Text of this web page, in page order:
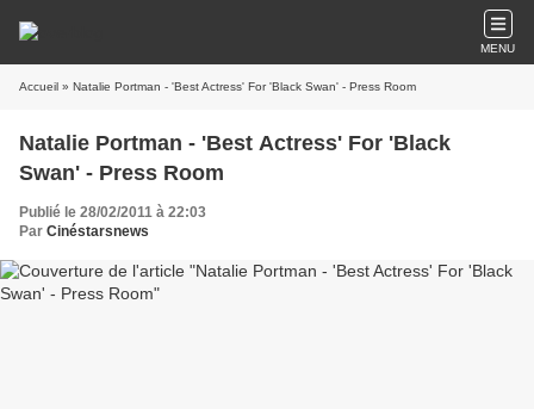
MENU
Accueil » Natalie Portman - 'Best Actress' For 'Black Swan' - Press Room
Natalie Portman - 'Best Actress' For 'Black
Swan' - Press Room
Publié le 28/02/2011 à 22:03
Par Cinéstarsnews